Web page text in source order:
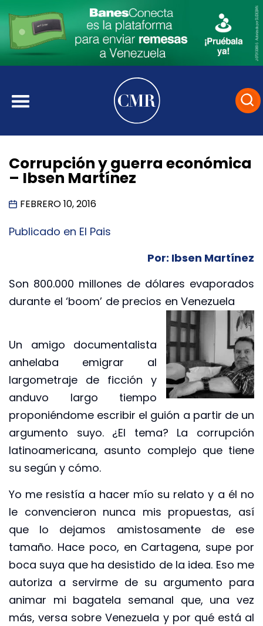
Corrupción y guerra económica
– Ibsen Martínez
FEBRERO 10, 2016
Publicado en El Pais
Por: Ibsen Martínez
Son 800.000 millones de dólares evaporados
durante el ‘boom’ de precios en Venezuela
Un amigo documentalista
anhelaba emigrar al
largometraje de ficción y
anduvo largo tiempo
proponiéndome escribir el guión a partir de un
argumento suyo. ¿El tema? La corrupción
latinoamericana, asunto complejo que tiene
su según y cómo.
Yo me resistía a hacer mío su relato y a él no
le convencieron nunca mis propuestas, así
que lo dejamos amistosamente de ese
tamaño. Hace poco, en Cartagena, supe por
boca suya que ha desistido de la idea. Eso me
autoriza a servirme de su argumento para
animar mi bagatela semanal que, una vez
más, versa sobre Venezuela y por qué está al